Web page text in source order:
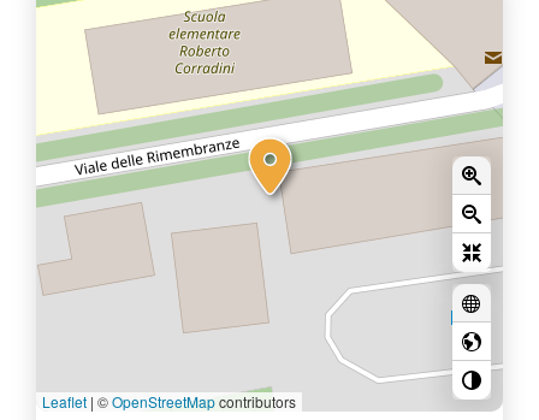
Leaflet | ©OpenStreetMapcontributors